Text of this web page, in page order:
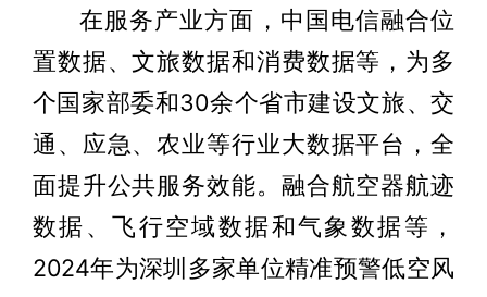
在服务产业方面，中国电信融合位
置数据、文旅数据和消费数据等，为多
个国家部委和30余个省市建设文旅、交
通、应急、农业等行业大数据平台，全
面提升公共服务效能。融合航空器航迹
数据、飞行空域数据和气象数据等，
2024年为深圳多家单位精准预警低空风